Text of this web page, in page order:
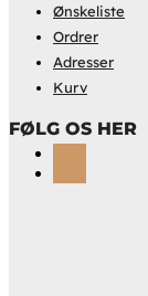
Ønskeliste
Ordrer
Adresser
Kurv
FØLG OS HER